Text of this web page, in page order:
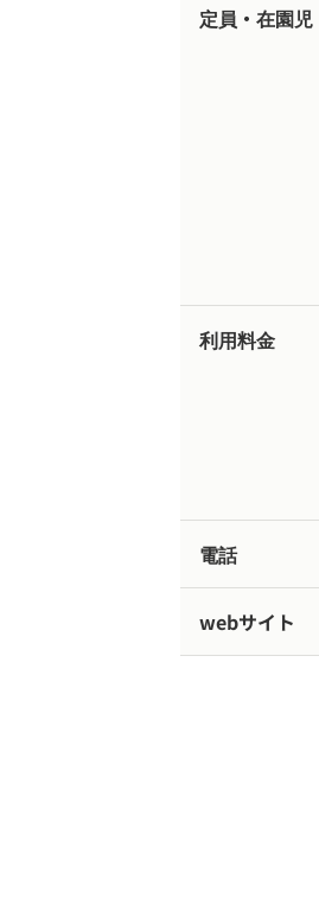
定員・在園児
利用料金
電話
webサイト